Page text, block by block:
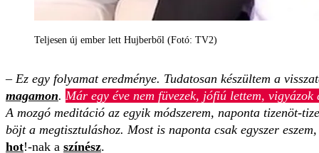
Teljesen új ember lett Hujberből (Fotó: TV2)
–Ez egy folyamat eredménye. Tudatosan készültem a
magamon. Már egy éve nem füvezek, jófiú lettem, vigyázok
A mozgó meditáció az egyik módszerem, naponta tizenöt-
böjt a megtisztuláshoz. Most is naponta csak egyszer
hot!-nak a színész.